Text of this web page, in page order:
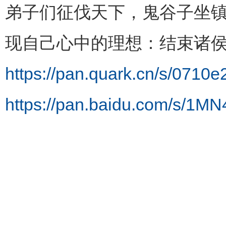
弟子们征伐天下，鬼谷子坐
现自己心中的理想：结束
https://pan.quark.cn/s/
https://pan.baidu.com/s/